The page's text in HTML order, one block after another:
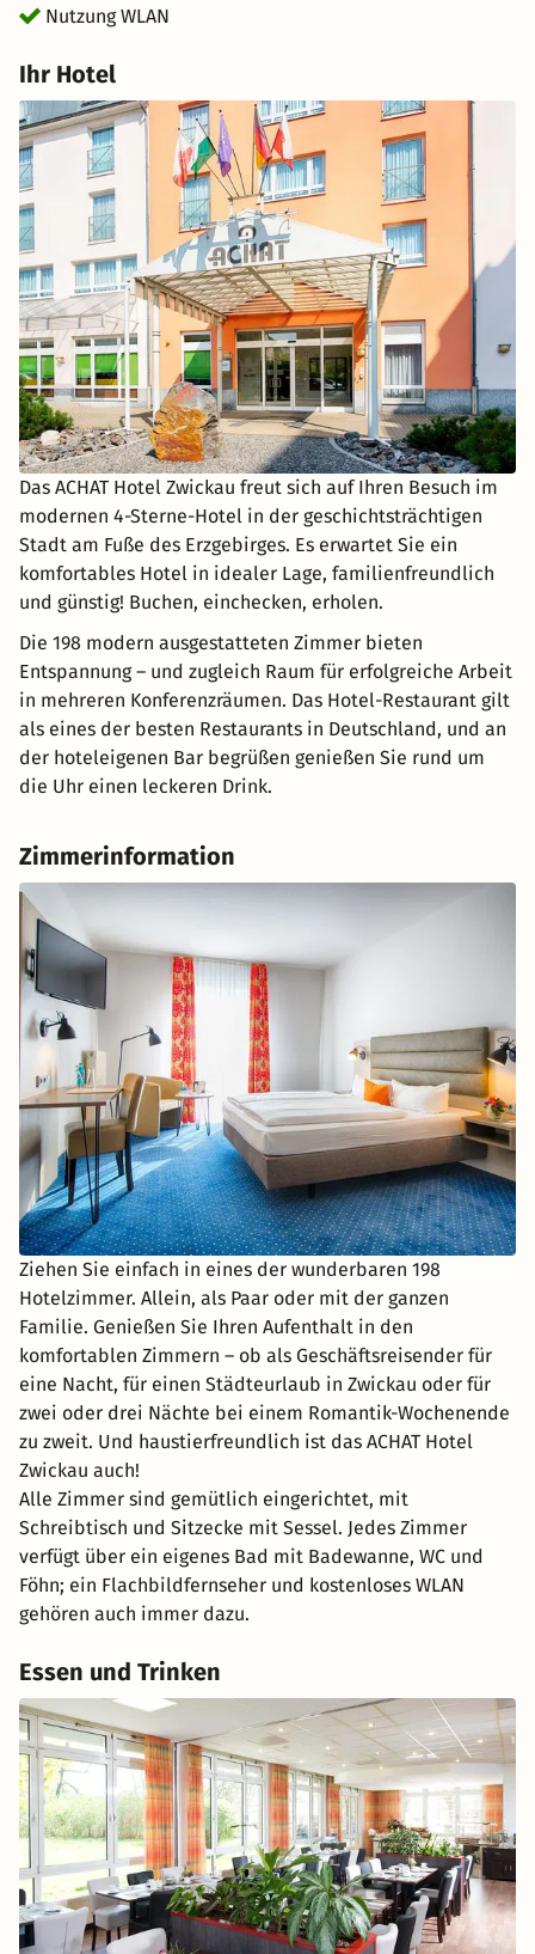
Nutzung WLAN
Ihr Hotel
Das ACHAT Hotel Zwickau freut sich auf Ihren Besuch im
modernen 4-Sterne-Hotel in der geschichtsträchtigen
Stadt am Fuße des Erzgebirges. Es erwartet Sie ein
komfortables Hotel in idealer Lage, familienfreundlich
und günstig! Buchen, einchecken, erholen.
Die 198 modern ausgestatteten Zimmer bieten
Entspannung – und zugleich Raum für erfolgreiche Arbeit
in mehreren Konferenzräumen. Das Hotel-Restaurant gilt
als eines der besten Restaurants in Deutschland, und an
der hoteleigenen Bar begrüßen genießen Sie rund um
die Uhr einen leckeren Drink.
Zimmerinformation
Ziehen Sie einfach in eines der wunderbaren 198
Hotelzimmer. Allein, als Paar oder mit der ganzen
Familie. Genießen Sie Ihren Aufenthalt in den
komfortablen Zimmern – ob als Geschäftsreisender für
eine Nacht, für einen Städteurlaub in Zwickau oder für
zwei oder drei Nächte bei einem Romantik-Wochenende
zu zweit. Und haustierfreundlich ist das ACHAT Hotel
Zwickau auch!
Alle Zimmer sind gemütlich eingerichtet, mit
Schreibtisch und Sitzecke mit Sessel. Jedes Zimmer
verfügt über ein eigenes Bad mit Badewanne, WC und
Föhn; ein Flachbildfernseher und kostenloses WLAN
gehören auch immer dazu.
Essen und Trinken